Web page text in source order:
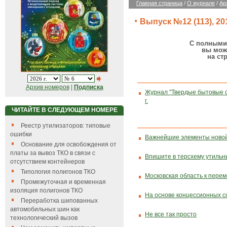
Архив номеров| Подписка
ЧИТАЙТЕ В СЛЕДУЮЩЕМ НОМЕРЕ
Реестр утилизаторов: типовые
ошибки
Основание для освобождения от
платы за вывоз ТКО в связи с
отсутствием контейнеров
Типология полигонов ТКО
Промежуточная и временная
изоляция полигонов ТКО
Переработка шипованных
автомобильных шин как
технологический вызов
Главная страница / О журнале /
Выпуск №12 (113),
С полными
вы
на
Журнал "Твердые бытовые
г.
Важнейшие элементы
Впишите в терсхему
Московская область к
На основе концессионных
Не все так просто